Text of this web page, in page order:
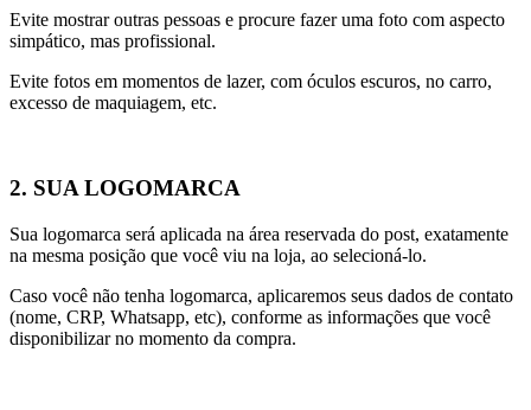
Evite mostrar outras pessoas e procure fazer uma foto com aspecto
simpático, mas profissional.
Evite fotos em momentos de lazer, com óculos escuros, no carro,
excesso de maquiagem, etc.
2. SUA LOGOMARCA
Sua logomarca será aplicada na área reservada do post, exatamente
na mesma posição que você viu na loja, ao selecioná-lo.
Caso você não tenha logomarca, aplicaremos seus dados de contato
(nome, CRP, Whatsapp, etc), conforme as informações que você
disponibilizar no momento da compra.